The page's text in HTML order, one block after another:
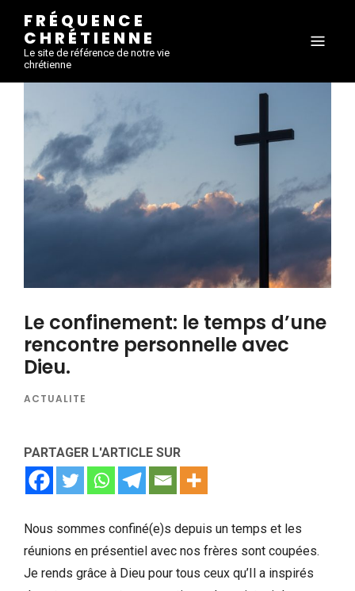
FRÉQUENCE
CHRÉTIENNE
Le site de référence de notre vie
chrétienne
Le confinement: le temps d’une
rencontre personnelle avec
Dieu.
ACTUALITE
PARTAGER L'ARTICLE SUR
Nous sommes confiné(e)s depuis un temps et les
réunions en présentiel avec nos frères sont coupées.
Je rends grâce à Dieu pour tous ceux qu’Il a inspirés